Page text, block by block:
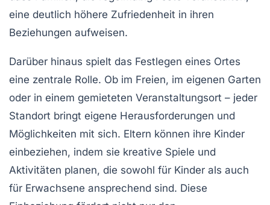
eine deutlich höhere Zufriedenheit in ihren
Beziehungen aufweisen.
Darüber hinaus spielt das Festlegen eines Ortes
eine zentrale Rolle. Ob im Freien, im eigenen Garten
oder in einem gemieteten Veranstaltungsort – jeder
Standort bringt eigene Herausforderungen und
Möglichkeiten mit sich. Eltern können ihre Kinder
einbeziehen, indem sie kreative Spiele und
Aktivitäten planen, die sowohl für Kinder als auch
für Erwachsene ansprechend sind. Diese